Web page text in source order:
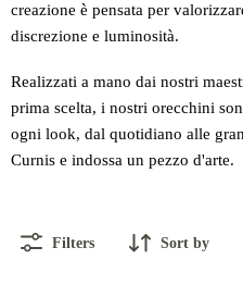
creazione è pensata per
discrezione e luminosità.
Realizzati a mano dai nostri
prima scelta, i nostri orecchini
ogni look, dal quotidiano alle
Curnis e indossa un pezzo d'arte.
Filters Sort by